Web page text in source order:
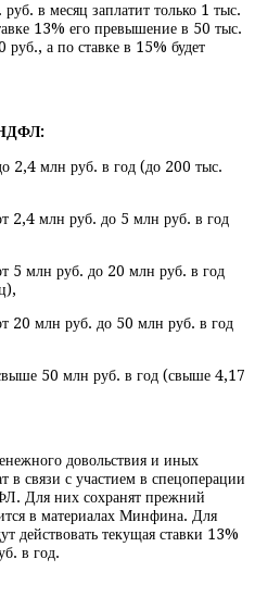
в месяц заплатит только 1 тыс.
13% его превышение в 50 тыс.
а по ставке в 15% будет
НДФЛ:
2,4 млн руб. в год (до 200 тыс.
2,4 млн руб. до 5 млн руб. в год
5 млн руб. до 20 млн руб. в год
20 млн руб. до 50 млн руб. в год
50 млн руб. в год (свыше 4,17
довольствия и иных
связи с участием в спецоперации
Для них сохранят прежний
в материалах Минфина. Для
действовать текущая ставки 13%
в год.